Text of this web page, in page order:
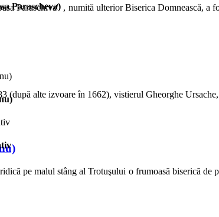
Paraschiva" , numită ulterior Biserica Domnească,
(după alte izvoare în 1662), vistierul Gheorghe
pe malul stâng al Trotuşului o frumoasă biserică de
Parascheva)